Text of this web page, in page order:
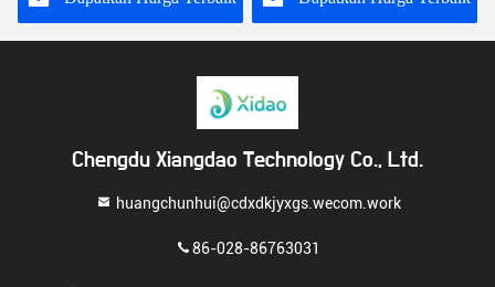
Chengdu Xiangdao Technology Co., Ltd.
huangchunhui@cdxdkjyxgs.wecom.work
86-028-86763031